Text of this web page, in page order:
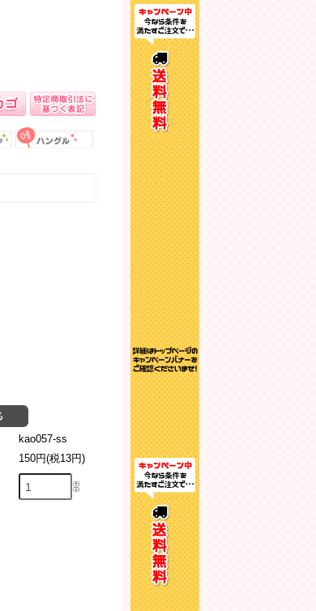
kao057-ss
150円(税13円)